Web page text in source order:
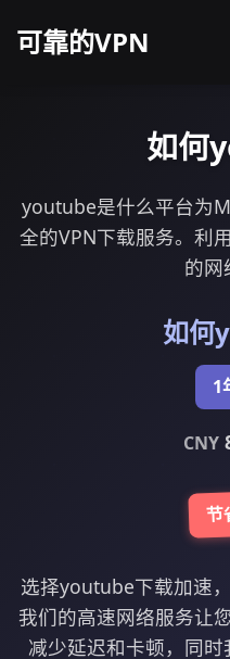
可靠的VPN
如何
youtube是什么平台为
全的VPN下载服务。利
的网
如何
1
CNY
节
选择youtube下载加速
我们的高速网络服务让
减少延迟和卡顿，同